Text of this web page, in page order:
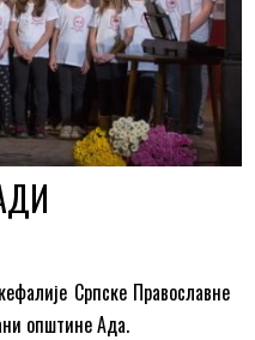
Српске Православне
општине Ада.